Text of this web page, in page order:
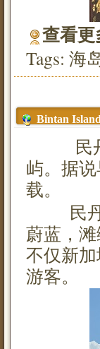
查看更
Tags: 海
Bintan
民丹
屿。据
载。
民丹
蔚蓝，
不仅新
游客。